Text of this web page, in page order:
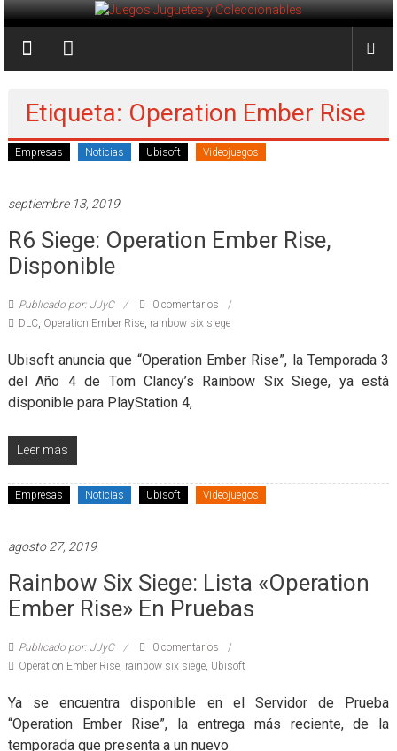
Saltar
al
contenido
Juegos
Juguetes
Coleccionables
para
coleccionistas.
Etiqueta: Operation Ember Rise
Empresas Noticias Ubisoft Videojuegos
septiembre 13, 2019
R6 Siege: Operation Ember Rise,
Disponible
Publicado por: JJyC
0 comentarios
DLC, Operation Ember Rise, rainbow six siege
Ubisoft anuncia que “Operation Ember Rise”, la Temporada 3
del Año 4 de Tom Clancy’s Rainbow Six Siege, ya está
disponible para PlayStation 4,
Leer más
Empresas Noticias Ubisoft Videojuegos
agosto 27, 2019
Rainbow Six Siege: Lista «Operation
Ember Rise» En Pruebas
Publicado por: JJyC
0 comentarios
Operation Ember Rise, rainbow six siege, Ubisoft
Ya se encuentra disponible en el Servidor de Prueba
“Operation Ember Rise”, la entrega más reciente, de la
temporada que presenta a un nuevo